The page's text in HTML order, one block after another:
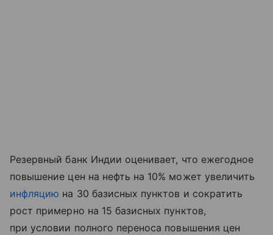
Резервный банк Индии оценивает, что ежегодное
повышение цен на нефть на 10% может увеличить
инфляцию на 30 базисных пунктов и сократить
рост примерно на 15 базисных пунктов,
при условии полного переноса повышения цен